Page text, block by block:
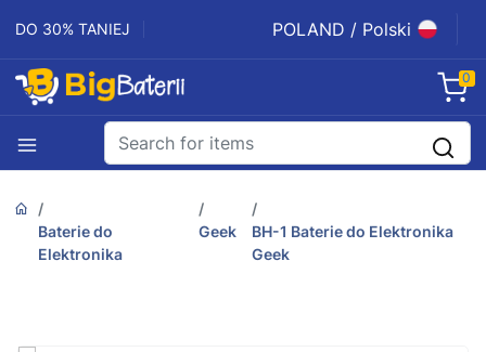
DO 30% TANIEJ POLAND / Polski
0
Baterie do
Elektronika
Geek
BH-1 Baterie do Elektronika
Geek